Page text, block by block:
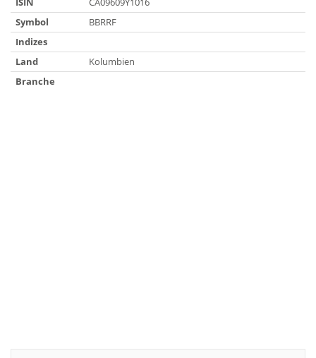
Symbol
BBRRF
Indizes
Land
Kolumbien
Branche